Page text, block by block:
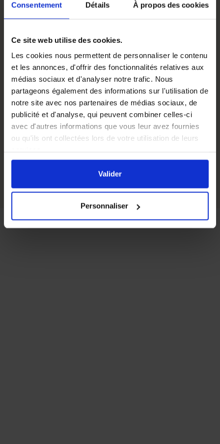
Consentement Détails À propos des cookies
Ce site web utilise des cookies.
Les cookies nous permettent de personnaliser le contenu
et les annonces, d'offrir des fonctionnalités relatives aux
médias sociaux et d'analyser notre trafic. Nous
partageons également des informations sur l'utilisation de
notre site avec nos partenaires de médias sociaux, de
publicité et d'analyse, qui peuvent combiner celles-ci
avec d'autres informations que vous leur avez fournies
ou qu'ils ont collectées lors de votre utilisation de leurs
En cliquant sur le boutonValidervous acceptez
l'ensemble des cookies de notre site ainsi que ceux de
nos partenaires. Vous pouvez également choisir les
Valider
Personnaliser
sont un choix pratique et élégant pour emballer vos
propresbonbons faits maisonou pour créer des cadeaux
personnalisés pour vos proches. Les sachets ont une
apparence attrayante avec une inscription"bonbons au
miel"sur l'emballage et l'indication du poids. Vous pouvez
remplir ces sachets vides avec des bonbons au miel ou
d'autres petites gourmandises pour créer des cadeaux
uniques et mémorables.Robustes et résistants, ils sont